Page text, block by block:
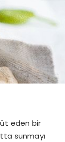
eden bir
sunmayı